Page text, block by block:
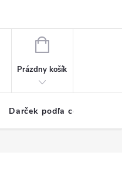
NÁKUPNÝ
Prázdny košík
Darček podľa ceny